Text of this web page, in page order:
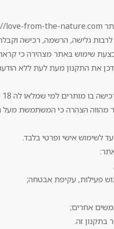
פעילות, עקיפת אבטחה;
אחרים;
בתקנון זה.